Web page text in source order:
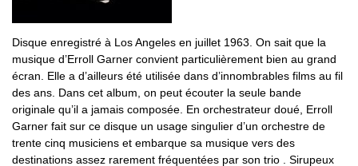
Disque enregistré à Los Angeles en juillet 1963. On sait que la
musique d’Erroll Garner convient particulièrement bien au grand
écran. Elle a d’ailleurs été utilisée dans d’innombrables films au fil
des ans. Dans cet album, on peut écouter la seule bande
originale qu’il a jamais composée. En orchestrateur doué, Erroll
Garner fait sur ce disque un usage singulier d’un orchestre de
trente cinq musiciens et embarque sa musique vers des
destinations assez rarement fréquentées par son trio . Sirupeux